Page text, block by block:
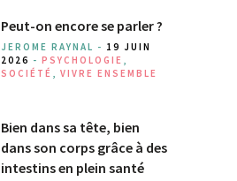
Peut-on encore se parler ?
JEROME RAYNAL - 19 JUIN
2026 - PSYCHOLOGIE ,
SOCIÉTÉ , VIVRE ENSEMBLE
Bien dans sa tête, bien
dans son corps grâce à des
intestins en plein santé